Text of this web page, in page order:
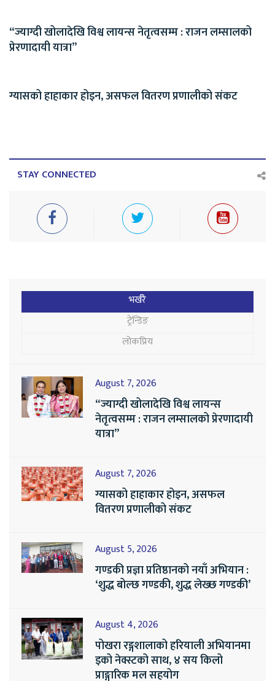
“ज्याग्दी खोलादेखि विश्व लायन्स नेतृत्वसम्म : राजन लम्सालको
प्रेरणादायी यात्रा”
ग्यासको हाहाकार होइन, असफल वितरण प्रणालीको संकट
STAY CONNECTED
भर्खरै
ट्रेन्डिङ
लोकप्रिय
August 7, 2026
“ज्याग्दी खोलादेखि विश्व लायन्स
नेतृत्वसम्म : राजन लम्सालको प्रेरणादायी
यात्रा”
August 7, 2026
ग्यासको हाहाकार होइन, असफल
वितरण प्रणालीको संकट
August 5, 2026
गण्डकी प्रज्ञा प्रतिष्ठानको नयाँ अभियान :
‘शुद्ध बोल्छ गण्डकी, शुद्ध लेख्छ गण्डकी’
August 4, 2026
पोखरा रङ्गशालाको हरियाली अभियानमा
इको नेक्स्टको साथ, ४ सय किलो
प्राङ्गारिक मल सहयोग